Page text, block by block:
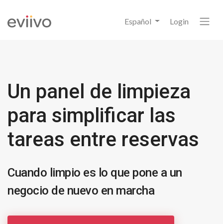
Español Login
Un panel de limpieza
para simplificar las
tareas entre reservas
Cuando limpio es lo que pone a un
negocio de nuevo en marcha